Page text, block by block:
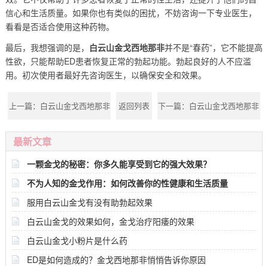
信心和生活质量。如果你也有类似的困扰，不妨咨询一下专业医生，
看看是否适合使用这种药物。
最后，我想强调的是， 白云山金戈西地那非并不是“春药”，它不能提高
性欲，只能帮助ED患者恢复正常的勃起功能。勃起良好的人不应滥
用。初次使用者最好先咨询医生，以确保安全和效果。
上一篇： 白云山金戈西地那非
的价格是多少？
返回列表 下一篇： 白云山金戈西地那非
的效果持续多长时间？
最新文章
一颗金戈的秘密：你多久能享受到它的强大效果？
不为人知的金戈作用：如何改善你的性健康和生活质量
服用白云山金戈有没有助勃起效果
白云山金戈的效果如何，金戈治疗阳痿的效果
白云山金戈小粉片是什么药
ED是如何造成的？金戈西地那非悄悄告诉你原因